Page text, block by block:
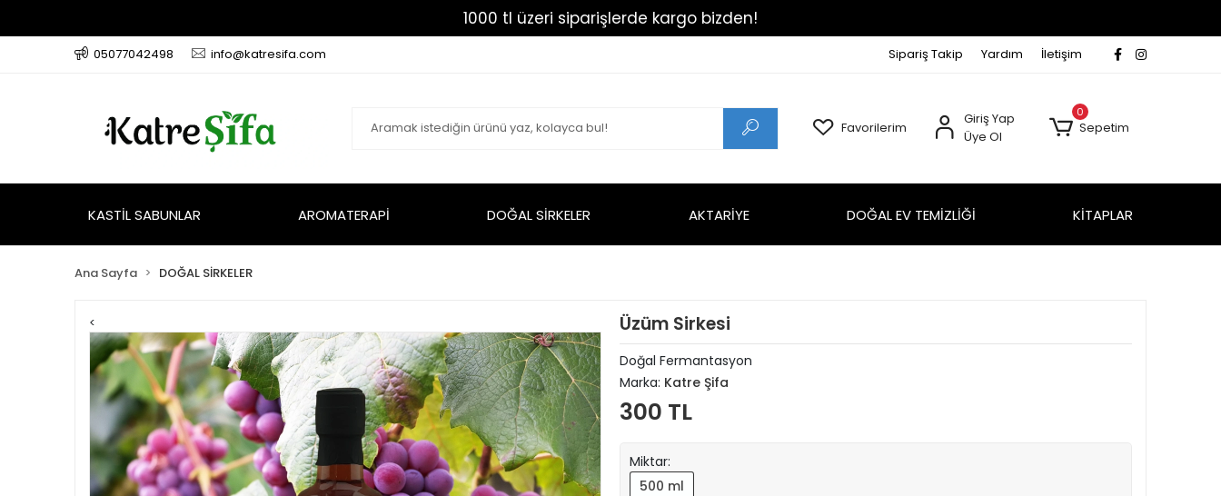
1000 tl üzeri siparişlerde kargo bizden!
05077042498 info@katresifa.com Sipariş Takip Yardım İletişim
Favorilerim
Giriş Yap
Üye Ol
0
Sepetim
KASTİL SABUNLAR AROMATERAPİ DOĞAL SİRKELER AKTARİYE DOĞAL EV TEMİZLİĞİ KİTAPLAR
Ana Sayfa DOĞAL SİRKELER
< Üzüm Sirkesi
Doğal Fermantasyon
Marka: Katre Şifa
300 TL
Miktar:
500 ml